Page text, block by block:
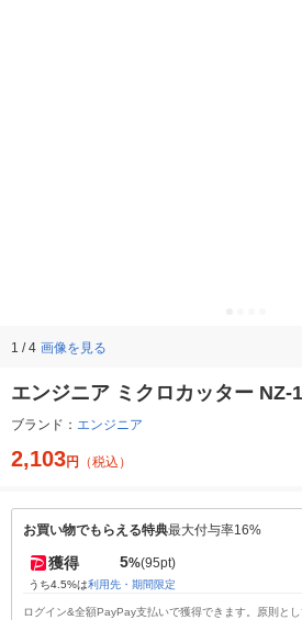
1 / 4 画像を見る
エンジニア ミクロカッター NZ-
ブランド： エンジニア
2,103円 （税込）
お買い物でもらえる特典最大付与率16%
獲得 5%(95pt)
うち4.5%は利用先・期間限定
ログイン&全額PayPay支払いで獲得できます。原則と